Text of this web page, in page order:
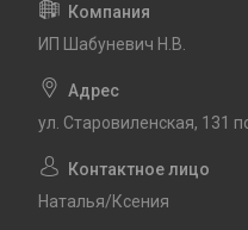
ИП Шабуневич Н.В.
ул. Старовиленская, 131
Наталья/Ксения